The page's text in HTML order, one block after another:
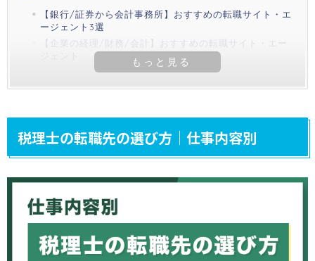
【銀行/証券から会計事務所】おすすめの転職サイト・エ
ージェント3選
【企業の経理/財務/会計】おすすめの転職サイト・エー
税理士の転職先の選び方｜仕事内容別